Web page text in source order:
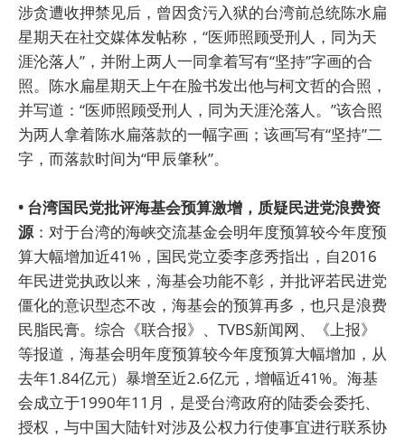
涉贪遭收押禁见后，曾因贪污入狱的台湾前总统陈水扁
星期天在社交媒体发帖称，“医师照顾受刑人，同为天
涯沦落人”，并附上两人一同拿着写有“坚持”字画的合
照。陈水扁星期天上午在脸书发出他与柯文哲的合照，
并写道：“医师照顾受刑人，同为天涯沦落人。”该合照
为两人拿着陈水扁落款的一幅字画；该画写有“坚持”二
字，而落款时间为“甲辰肇秋”。
• 台湾国民党批评海基会预算激增，质疑民进党浪费资
源：对于台湾的海峡交流基金会明年度预算较今年度预
算大幅增加近41%，国民党立委李彦秀指出，自2016
年民进党执政以来，海基会功能不彰，并批评若民进党
僵化的意识型态不改，海基会的预算再多，也只是浪费
民脂民膏。综合《联合报》、TVBS新闻网、《上报》
等报道，海基会明年度预算较今年度预算大幅增加，从
去年1.84亿元）暴增至近2.6亿元，增幅近41%。海基
会成立于1990年11月，是受台湾政府的陆委会委托、
授权，与中国大陆针对涉及公权力行使事宜进行联系协